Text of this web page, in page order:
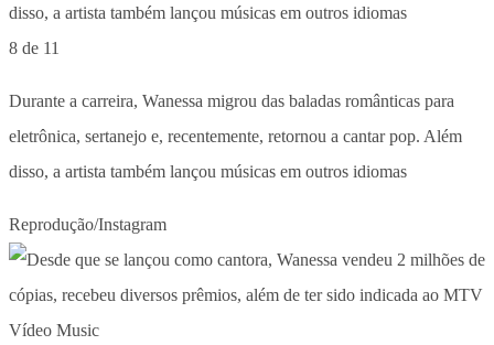
8 de 11
Durante a carreira, Wanessa migrou das baladas românticas para
eletrônica, sertanejo e, recentemente, retornou a cantar pop. Além
disso, a artista também lançou músicas em outros idiomas
Reprodução/Instagram